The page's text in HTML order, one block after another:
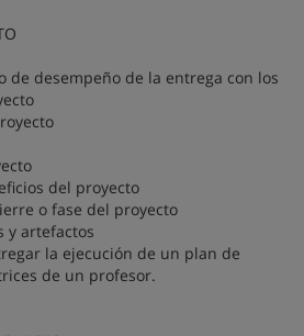
de desempeño de la entrega con los
del proyecto
o fase del proyecto
y artefactos
la ejecución de un plan de
de un profesor.